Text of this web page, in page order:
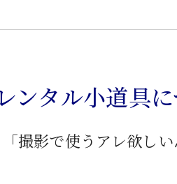
ンタル小道具
「撮影で使うアレ欲し